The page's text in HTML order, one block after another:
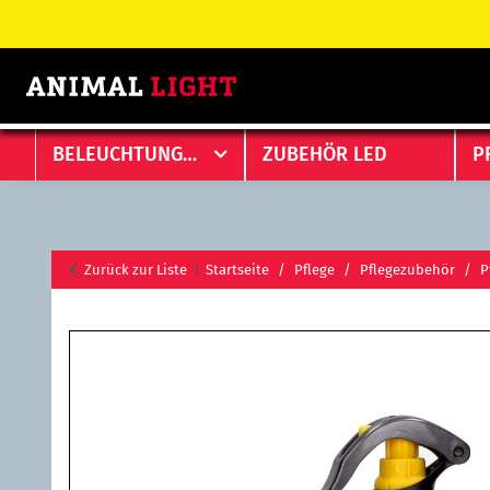
BELEUCHTUNGEN ZUBEHÖR LED
Zurück zur Liste Startseite Pflege Pflegezubehör